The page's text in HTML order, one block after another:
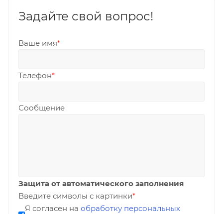
Задайте свой вопрос!
Ваше имя*
Телефон*
Сообщение
Защита от автоматического заполнения
Введите символы с картинки*
Я согласен на обработку персональных